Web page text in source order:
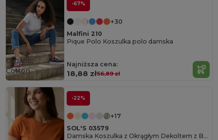
-67%
+30
Malfini 210
Pique Polo Koszulka polo damska
Najniższa cena:
18,88 zł56,89 zł
Organic
Cotton
-22%
+17
SOL'S 03579
Damska Koszulka z Okrągłym Dekoltem z Bawełny Organicznej